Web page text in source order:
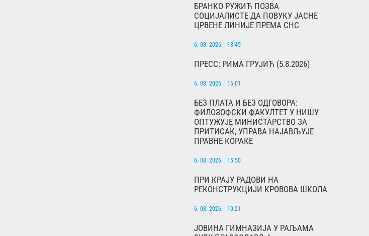
БРАНКО РУЖИЋ ПОЗВА
СОЦИЈАЛИСТЕ ДА ПОВУКУ ЈАСНЕ
ЦРВЕНЕ ЛИНИЈЕ ПРЕМА СНС
6. 08. 2026. | 18:45
ПРЕСС: РИМА ГРУЈИЋ (5.8.2026)
6. 08. 2026. | 16:01
БЕЗ ПЛАТА И БЕЗ ОДГОВОРА:
ФИЛОЗОФСКИ ФАКУЛТЕТ У НИШУ
ОПТУЖУЈЕ МИНИСТАРСТВО ЗА
ПРИТИСАК, УПРАВА НАЈАВЉУЈЕ
ПРАВНЕ КОРАКЕ
6. 08. 2026. | 15:50
ПРИ КРАЈУ РАДОВИ НА
РЕКОНСТРУКЦИЈИ КРОВОВА ШКОЛА
6. 08. 2026. | 10:21
ЈОВИНА ГИМНАЗИЈА У РАЉАМА